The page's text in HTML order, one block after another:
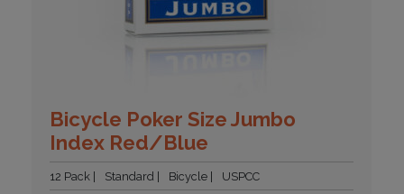
Bicycle Poker Size Jumbo
Index Red/Blue
12 Pack Standard Bicycle USPCC